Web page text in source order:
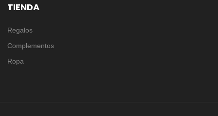
TIENDA
Regalos
Complementos
Ropa